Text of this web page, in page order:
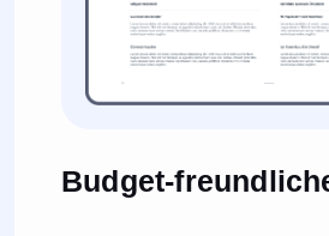
Budget-